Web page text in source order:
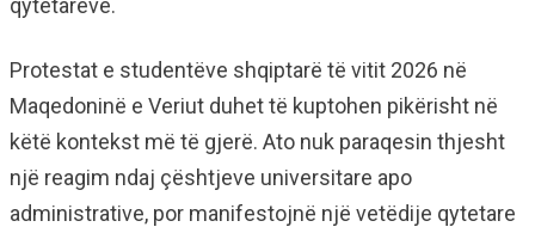
qytetarëve.
Protestat e studentëve shqiptarë të vitit 2026 në
Maqedoninë e Veriut duhet të kuptohen pikërisht në
këtë kontekst më të gjerë. Ato nuk paraqesin thjesht
një reagim ndaj çështjeve universitare apo
administrative, por manifestojnë një vetëdije qytetare